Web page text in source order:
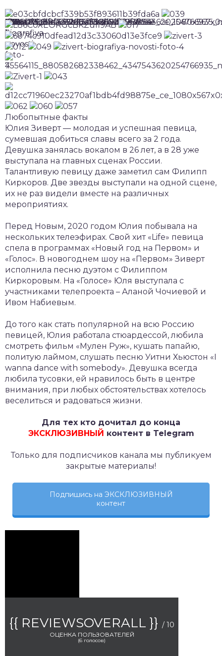
Любопытные факты
Юлия Зиверт — молодая и успешная певица,
сумевшая добиться славы всего за 2 года.
Девушка занялась вокалом в 26 лет, а в 28 уже
выступала на главных сценах России.
Талантливую певицу даже заметил сам Филипп
Киркоров. Две звезды выступали на одной сцене,
их не раз видели вместе на различных
мероприятиях.
Перед Новым, 2020 годом Юлия побывала на
нескольких телеэфирах. Свой хит «Life» певица
спела в программах «Новый год на Первом» и
«Голос». В новогоднем шоу на «Первом» Зиверт
исполнила песню дуэтом с Филиппом
Киркоровым. На «Голосе» Юля выступала с
участниками телепроекта – Аланой Чочиевой и
Ивом Набиевым.
До того как стать популярной на всю Россию
певицей, Юлия работала стюардессой, любила
смотреть фильм «Мулен Руж», кушать папайю,
политую лаймом, слушать песню Уитни Хьюстон «I
wanna dance with somebody». Девушка всегда
любила тусовки, ей нравилось быть в центре
внимания, при любых обстоятельствах хотелось
веселиться и радоваться жизни.
Для тех кто дочитал до конца
ЭКСКЛЮЗИВНЫЙ контент в Telegram
Только для подписчиков канала мы публикуем
закрытые материалы!
Подпишись на ЭКСКЛЮЗИВНЫЙ
контент
{{ REVIEWSOVERALL }} / 10
ОЦЕНКА ПОЛЬЗОВАТЕЛЕЙ
(6 голосов)